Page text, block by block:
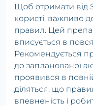
Щоб отримати від
користі, важливо
правил. Цей
вписується в
Рекомендується
до запланованої
проявився в
діляться, що
впевненість і